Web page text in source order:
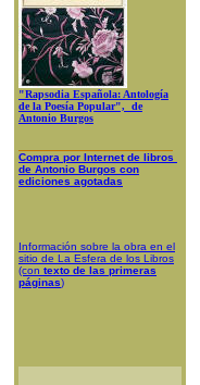
"Rapsodia Española: Antología
de la Poesía Popular", de
Antonio Burgos
Compra por Internetde libros
de Antonio Burgos con
ediciones agotadas
Información sobre la obra en el
sitio de La Esfera de los Libros
(con texto de las primeras
páginas)